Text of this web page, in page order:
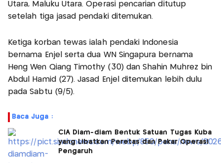
Utara, Maluku Utara. Operasi pencarian ditutup
setelah tiga jasad pendaki ditemukan.
Ketiga korban tewas ialah pendaki Indonesia
bernama Enjel serta dua WN Singapura bernama
Heng Wen Qiang Timothy (30) dan Shahin Muhrez bin
Abdul Hamid (27). Jasad Enjel ditemukan lebih dulu
pada Sabtu (9/5).
Baca Juga :
CIA Diam-diam Bentuk Satuan Tugas Kuba
yang Libatkan Peretas dan Pakar Operasi
Pengaruh